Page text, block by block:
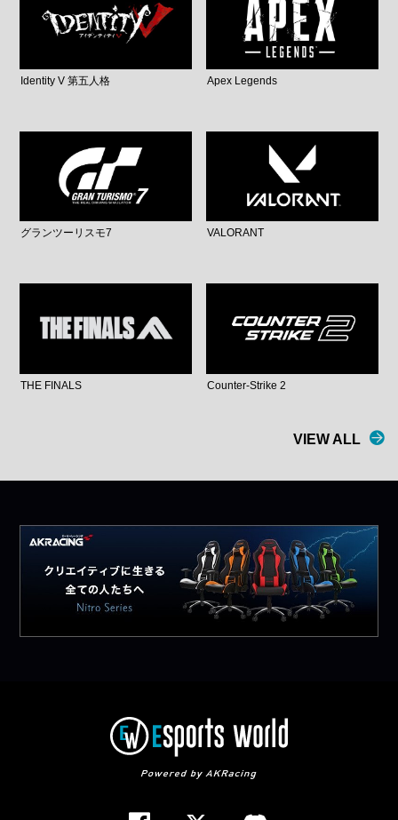
Identity V 第五人格 Apex Legends
グランツーリスモ7 VALORANT
THE FINALS Counter-Strike 2
VIEW ALL